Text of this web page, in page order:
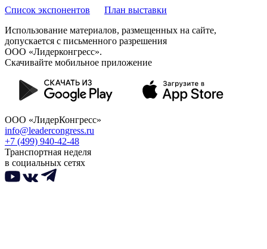
Список экспонентов
План выставки
Использование материалов, размещенных на сайте,
допускается с письменного разрешения
ООО «Лидерконгресс».
Скачивайте мобильное приложение
ООО «ЛидерКонгресс»
info@leadercongress.ru
+7 (499) 940-42-48
Транспортная неделя
в социальных сетях